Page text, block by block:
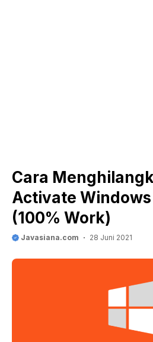
Cara
Activate
(100% Work)
Javasiana.com 28 Juni 2021